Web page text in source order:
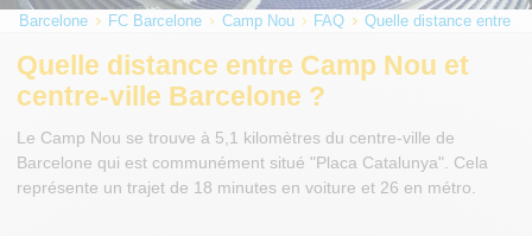
Barcelone FC Barcelone Camp Nou FAQ Quelle distance entre
Quelle distance entre Camp Nou et
centre-ville Barcelone ?
Le Camp Nou se trouve à 5,1 kilomètres du centre-ville de
Barcelone qui est communément situé "Placa Catalunya". Cela
représente un trajet de 18 minutes en voiture et 26 en métro.